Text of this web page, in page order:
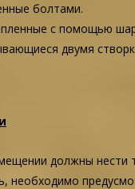
болтами.
с помощью
двумя
должны нести
необходимо